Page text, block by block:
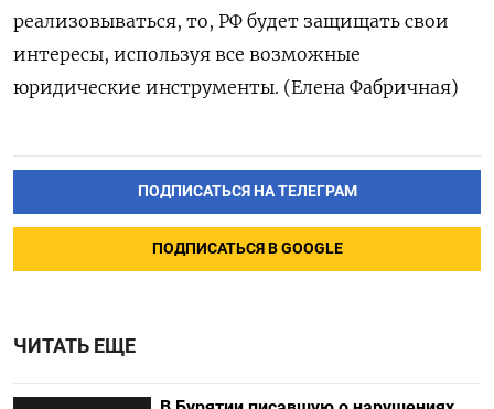
реализовываться, то, РФ будет защищать свои
интересы, используя все возможные
юридические инструменты. (Елена Фабричная)
ПОДПИСАТЬСЯ НА ТЕЛЕГРАМ
ПОДПИСАТЬСЯ В GOOGLE
ЧИТАТЬ ЕЩЕ